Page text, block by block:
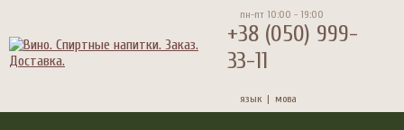
пн-пт 10:00 - 19:00
+38 (050) 999-
33-11
язык | мова